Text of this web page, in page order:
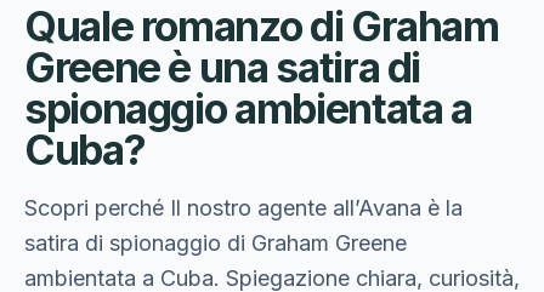
Quale romanzo di Graham
Greene è una satira di
spionaggio ambientata a
Cuba?
Scopri perché Il nostro agente all’Avana è la
satira di spionaggio di Graham Greene
ambientata a Cuba. Spiegazione chiara, curiosità,